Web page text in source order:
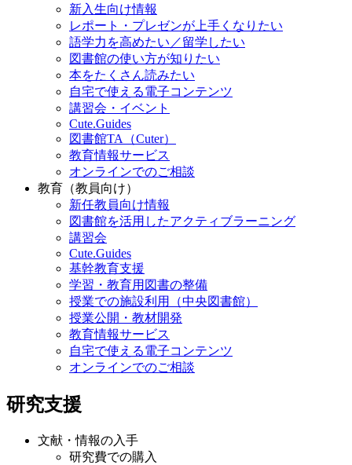
新入生向け情報
レポート・プレゼンが上手くなりたい
語学力を高めたい／留学したい
図書館の使い方が知りたい
本をたくさん読みたい
自宅で使える電子コンテンツ
講習会・イベント
Cute.Guides
図書館TA（Cuter）
教育情報サービス
オンラインでのご相談
教育（教員向け）
新任教員向け情報
図書館を活用したアクティブラーニング
講習会
Cute.Guides
基幹教育支援
学習・教育用図書の整備
授業での施設利用（中央図書館）
授業公開・教材開発
教育情報サービス
自宅で使える電子コンテンツ
オンラインでのご相談
研究支援
文献・情報の入手
研究費での購入